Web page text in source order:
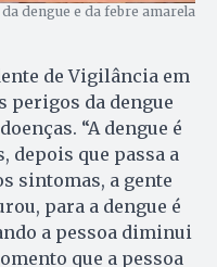
dengue e da febre amarela
de Vigilância em
perigos da dengue
“A dengue é
depois que passa a
sintomas, a gente
para a dengue é
a pessoa diminui
que a pessoa